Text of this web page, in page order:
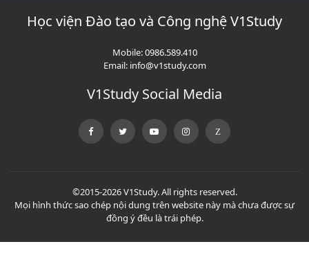
Học viện Đào tạo và Công nghệ V1Study
Mobile:0986.589.410
Email: info@v1study.com
V1Study Social Media
©2015-2026 V1Study. All rights reserved.
Mọi hình thức sao chép nội dung trên website này mà chưa được sự
đồng ý đều là trái phép.